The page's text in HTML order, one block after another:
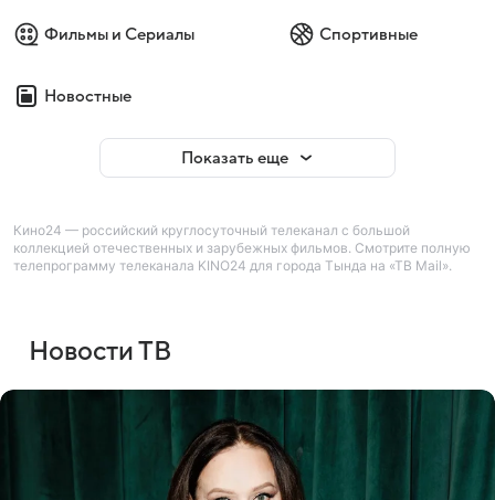
Фильмы и Сериалы Спортивные
Новостные
Показать еще
Кино24 — российский круглосуточный телеканал с большой
коллекцией отечественных и зарубежных фильмов. Смотрите полную
телепрограмму телеканала KINO24 для города Тында на «ТВ Mail».
Новости ТВ